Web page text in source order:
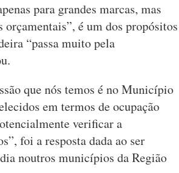
para grandes marcas, mas
orçamentais”, é um dos propósitos
“passa muito pela
que nós temos é no Município
em termos de ocupação
verificar a
foi a resposta dada ao ser
noutros municípios da Região